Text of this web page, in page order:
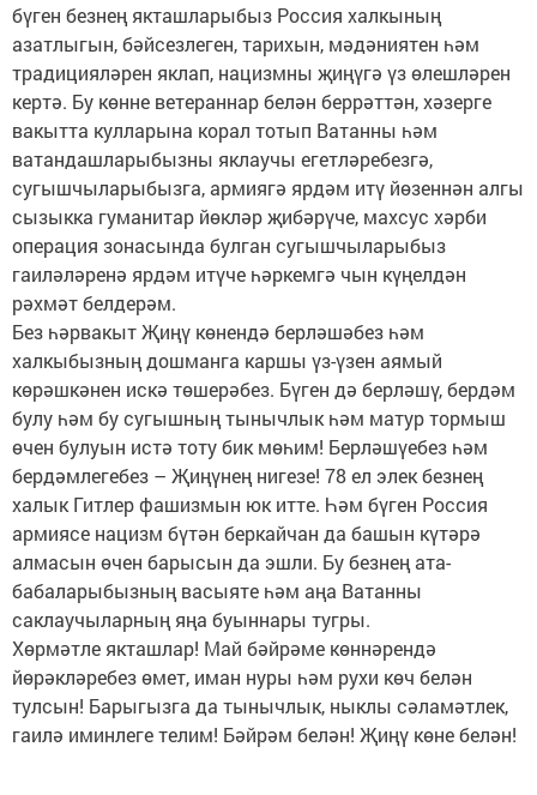
бүген безнең якташларыбыз Россия халкының
азатлыгын, бәйсезлеген, тарихын, мәдәниятен һәм
традицияләрен яклап, нацизмны җиңүгә үз өлешләрен
кертә. Бу көнне ветераннар белән беррәттән, хәзерге
вакытта кулларына корал тотып Ватанны һәм
ватандашларыбызны яклаучы егетләребезгә,
сугышчыларыбызга, армиягә ярдәм итү йөзеннән алгы
сызыкка гуманитар йөкләр җибәрүче, махсус хәрби
операция зонасында булган сугышчыларыбыз
гаиләләренә ярдәм итүче һәркемгә чын күңелдән
рәхмәт белдерәм.
Без һәрвакыт Җиңү көнендә берләшәбез һәм
халкыбызның дошманга каршы үз-үзен аямый
көрәшкәнен искә төшерәбез. Бүген дә берләшү, бердәм
булу һәм бу сугышның тынычлык һәм матур тормыш
өчен булуын истә тоту бик мөһим! Берләшүебез һәм
бердәмлегебез – Җиңүнең нигезе! 78 ел элек безнең
халык Гитлер фашизмын юк итте. Һәм бүген Россия
армиясе нацизм бүтән беркайчан да башын күтәрә
алмасын өчен барысын да эшли. Бу безнең ата-
бабаларыбызның васыяте һәм аңа Ватанны
саклаучыларның яңа буыннары тугры.
Хөрмәтле якташлар! Май бәйрәме көннәрендә
йөрәкләребез өмет, иман нуры һәм рухи көч белән
тулсын! Барыгызга да тынычлык, ныклы сәламәтлек,
гаилә иминлеге телим! Бәйрәм белән! Җиңү көне белән!